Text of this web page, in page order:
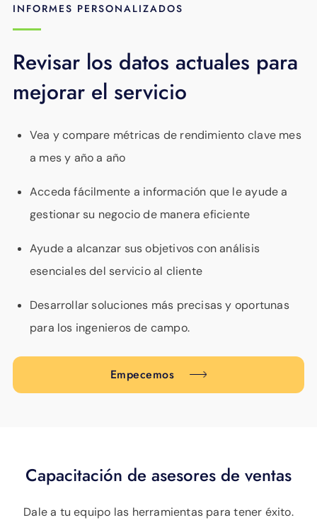
INFORMES PERSONALIZADOS
Revisar los datos actuales para
mejorar el servicio
Vea y compare métricas de rendimiento clave mes
a mes y año a año
Acceda fácilmente a información que le ayude a
gestionar su negocio de manera eficiente
Ayude a alcanzar sus objetivos con análisis
esenciales del servicio al cliente
Desarrollar soluciones más precisas y oportunas
para los ingenieros de campo.
Empecemos
Capacitación de asesores de ventas
Dale a tu equipo las herramientas para tener éxito.